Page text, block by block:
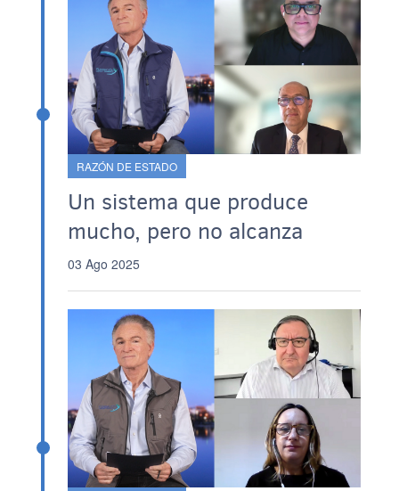
RAZÓN DE ESTADO
Un sistema que produce
mucho, pero no alcanza
03 Ago 2025